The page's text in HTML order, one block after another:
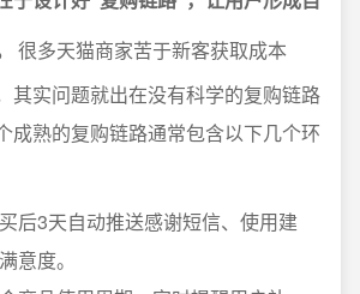
很多天猫商家苦于新客获取成本
其实问题就出在没有科学的复购链路
成熟的复购链路通常包含以下几个环
后3天自动推送感谢短信、使用建
意度。